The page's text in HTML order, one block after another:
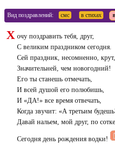
Вид поздравлений: смс в стихах
Х очу поздравить тебя, друг,
С великим праздником сегодня.
Сей праздник, несомненно, крут,
Значительней, чем новогодний!
Его ты станешь отмечать,
И всей душой его полюбишь,
И «ДА!» все время отвечать,
Когда звучит: «А третьим
Давай нальем, мой друг, по
Сегодня день рождения водки!